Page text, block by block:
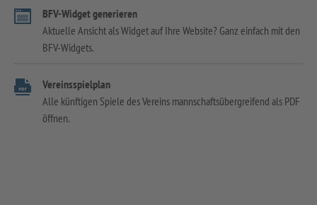
BFV-Widget generieren
Aktuelle Ansicht als Widget auf Ihre Website? Ganz einfach mit den
BFV-Widgets.
Vereinsspielplan
Alle künftigen Spiele des Vereins mannschaftsübergreifend als PDF
öffnen.